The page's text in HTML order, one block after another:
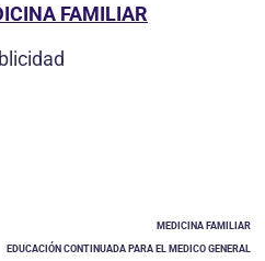
FAMILIAR
MEDICINA FAMILIAR
EDUCACIÓN CONTINUADA PARA EL MEDICO GENERAL